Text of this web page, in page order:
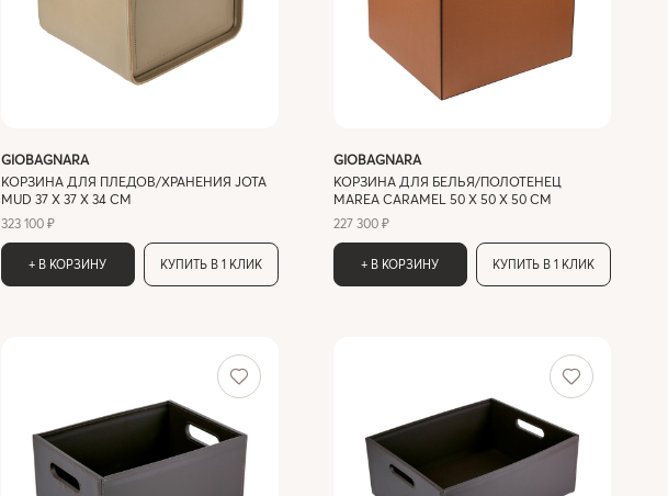
GIOBAGNARA
КОРЗИНА ДЛЯ ПЛЕДОВ/ХРАНЕНИЯ JOTA
MUD 37 X 37 Х 34 СМ
323 100 ₽
+ В КОРЗИНУ КУПИТЬ В 1 КЛИК
GIOBAGNARA
КОРЗИНА ДЛЯ БЕЛЬЯ/ПОЛОТЕНЕЦ
MAREA CARAMEL 50 X 50 X 50 СМ
227 300 ₽
+ В КОРЗИНУ КУПИТЬ В 1 КЛИК